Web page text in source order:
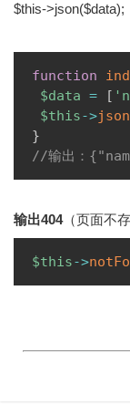
$this-
function
$data = [
$this->json
}
//输出：
输出404（页面不存
$this->